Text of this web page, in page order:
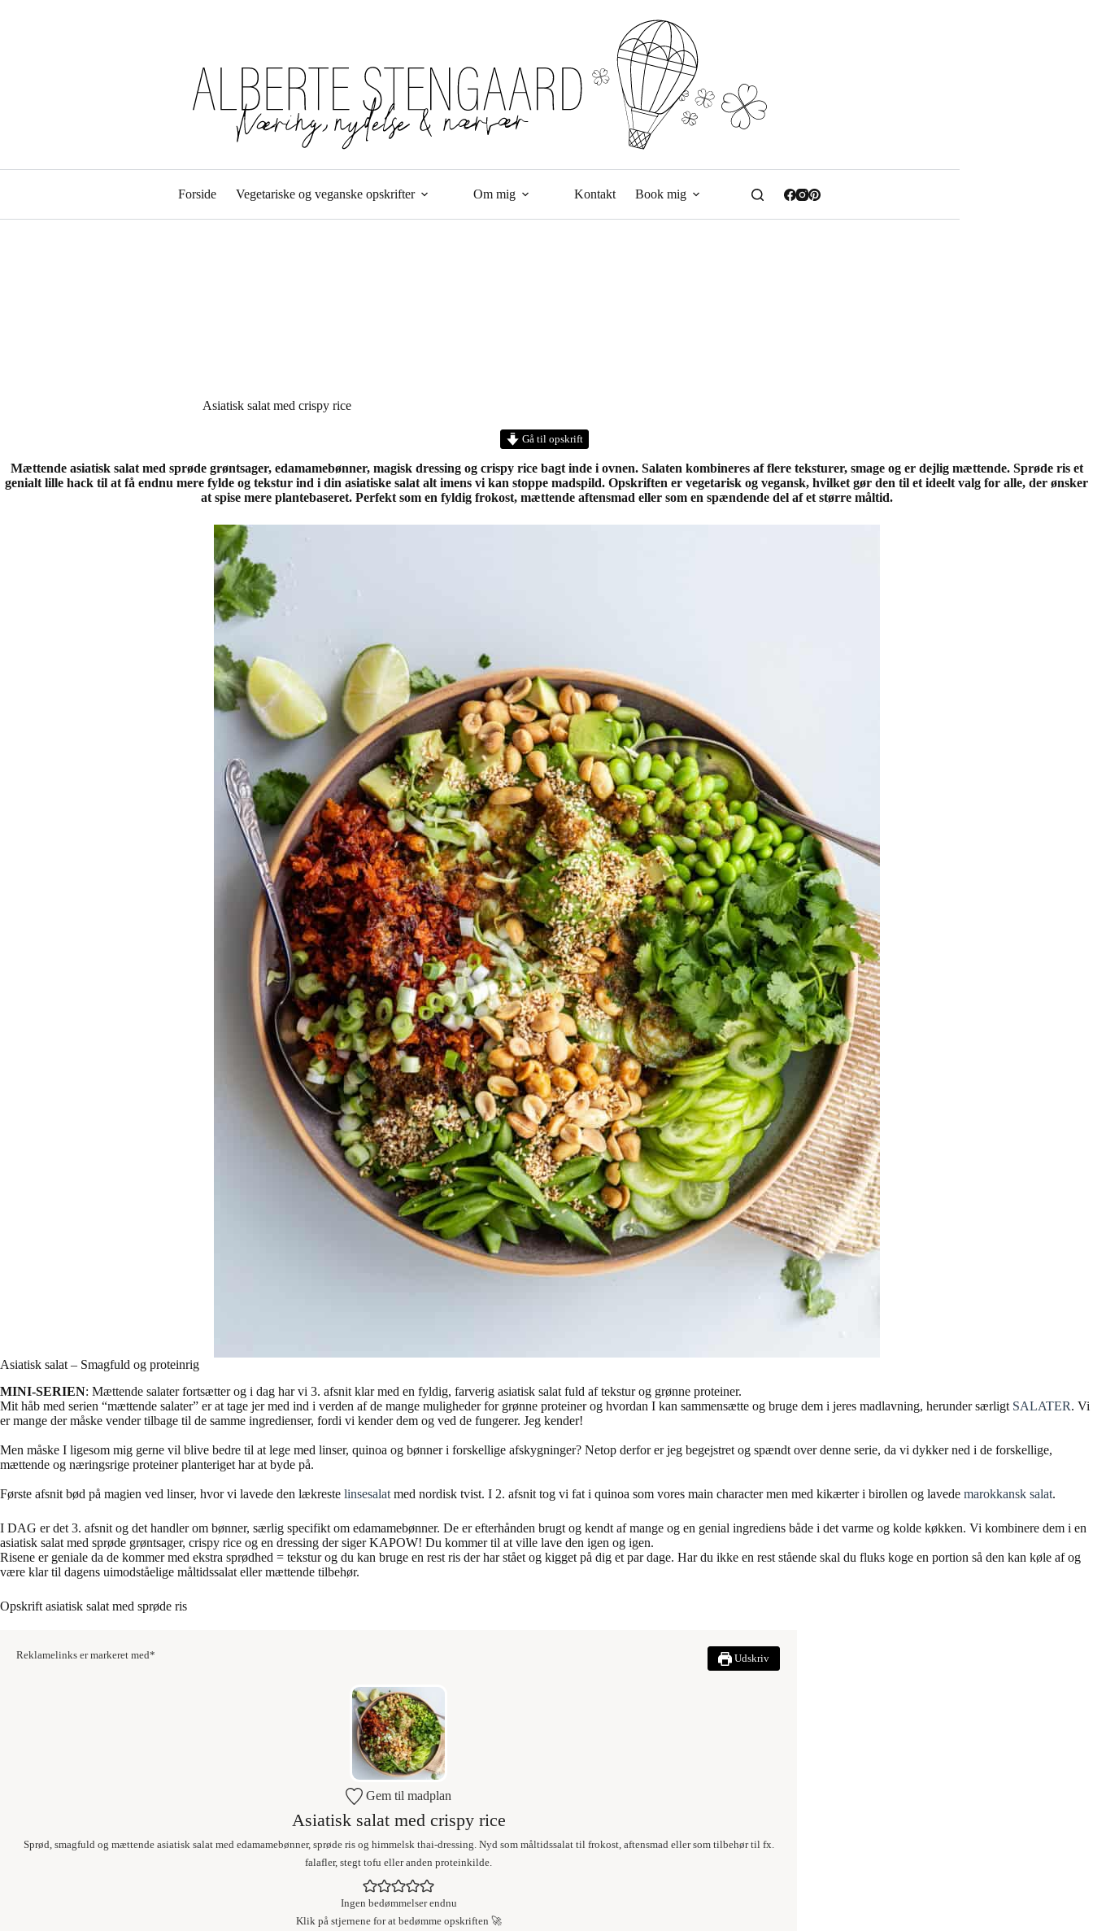
Forside Vegetariske og veganske opskrifter Om mig Kontakt Book mig
Asiatisk salat med crispy rice
Gå til opskrift
Mættende asiatisk salat med sprøde grøntsager, edamamebønner, magisk dressing og crispy rice bagt inde i ovnen. Salaten kombineres af flere teksturer, smage og er dejlig mættende. Sprøde ris et
genialt lille hack til at få endnu mere fylde og tekstur ind i din asiatiske salat alt imens vi kan stoppe madspild. Opskriften er vegetarisk og vegansk, hvilket gør den til et ideelt valg for alle, der ønsker
at spise mere plantebaseret. Perfekt som en fyldig frokost, mættende aftensmad eller som en spændende del af et større måltid.
Asiatisk salat – Smagfuld og proteinrig
MINI-SERIEN: Mættende salater fortsætter og i dag har vi 3. afsnit klar med en fyldig, farverig asiatisk salat fuld af tekstur og grønne proteiner.
Mit håb med serien “mættende salater” er at tage jer med ind i verden af de mange muligheder for grønne proteiner og hvordan I kan sammensætte og bruge dem i jeres madlavning, herunder særligt SALATER. Vi
er mange der måske vender tilbage til de samme ingredienser, fordi vi kender dem og ved de fungerer. Jeg kender!
Men måske I ligesom mig gerne vil blive bedre til at lege med linser, quinoa og bønner i forskellige afskygninger? Netop derfor er jeg begejstret og spændt over denne serie, da vi dykker ned i de forskellige,
mættende og næringsrige proteiner planteriget har at byde på.
Første afsnit bød på magien ved linser, hvor vi lavede den lækreste linsesalat med nordisk tvist. I 2. afsnit tog vi fat i quinoa som vores main character men med kikærter i birollen og lavede marokkansk salat.
I DAG er det 3. afsnit og det handler om bønner, særlig specifikt om edamamebønner. De er efterhånden brugt og kendt af mange og en genial ingrediens både i det varme og kolde køkken. Vi kombinere dem i en
asiatisk salat med sprøde grøntsager, crispy rice og en dressing der siger KAPOW! Du kommer til at ville lave den igen og igen.
Risene er geniale da de kommer med ekstra sprødhed = tekstur og du kan bruge en rest ris der har stået og kigget på dig et par dage. Har du ikke en rest stående skal du fluks koge en portion så den kan køle af og
være klar til dagens uimodståelige måltidssalat eller mættende tilbehør.
Opskrift asiatisk salat med sprøde ris
Reklamelinks er markeret med* Udskriv
Gem til madplan
Asiatisk salat med crispy rice
Sprød, smagfuld og mættende asiatisk salat med edamamebønner, sprøde ris og himmelsk thai-dressing. Nyd som måltidssalat til frokost, aftensmad eller som tilbehør til fx.
falafler, stegt tofu eller anden proteinkilde.
Ingen bedømmelser endnu
Klik på stjernene for at bedømme opskriften 🚀